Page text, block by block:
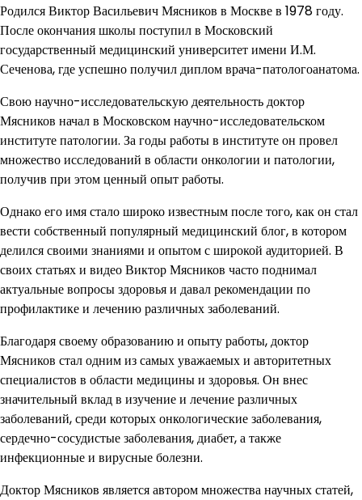
Родился Виктор Васильевич Мясников в Москве в 1978 году.
После окончания школы поступил в Московский
государственный медицинский университет имени И.М.
Сеченова, где успешно получил диплом врача-патологоанатома.
Свою научно-исследовательскую деятельность доктор
Мясников начал в Московском научно-исследовательском
институте патологии. За годы работы в институте он провел
множество исследований в области онкологии и патологии,
получив при этом ценный опыт работы.
Однако его имя стало широко известным после того, как он стал
вести собственный популярный медицинский блог, в котором
делился своими знаниями и опытом с широкой аудиторией. В
своих статьях и видео Виктор Мясников часто поднимал
актуальные вопросы здоровья и давал рекомендации по
профилактике и лечению различных заболеваний.
Благодаря своему образованию и опыту работы, доктор
Мясников стал одним из самых уважаемых и авторитетных
специалистов в области медицины и здоровья. Он внес
значительный вклад в изучение и лечение различных
заболеваний, среди которых онкологические заболевания,
сердечно-сосудистые заболевания, диабет, а также
инфекционные и вирусные болезни.
Доктор Мясников является автором множества научных статей,